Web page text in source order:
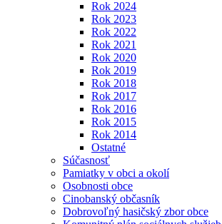
Rok 2024
Rok 2023
Rok 2022
Rok 2021
Rok 2020
Rok 2019
Rok 2018
Rok 2017
Rok 2016
Rok 2015
Rok 2014
Ostatné
Súčasnosť
Pamiatky v obci a okolí
Osobnosti obce
Cinobanský občasník
Dobrovoľný hasičský zbor obce